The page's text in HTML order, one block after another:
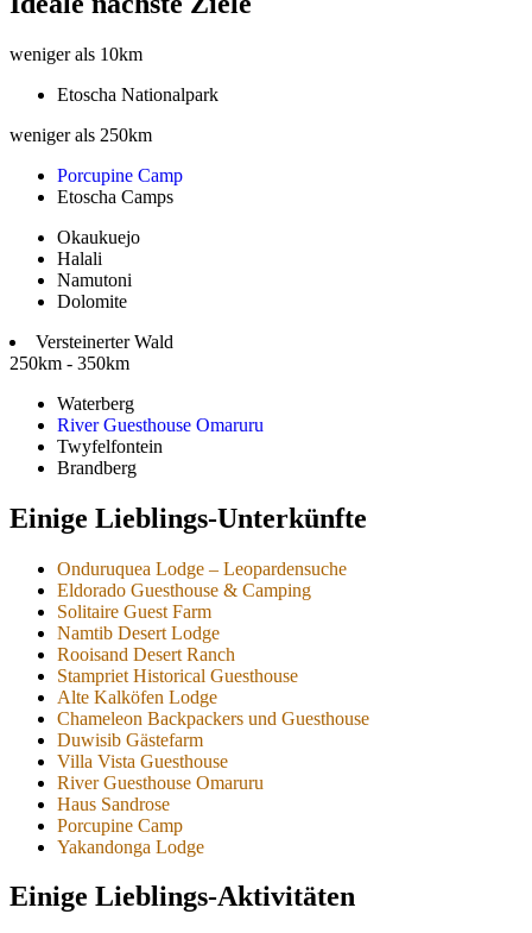
weniger als 10km
Etoscha Nationalpark
weniger als 250km
Porcupine Camp
Etoscha Camps
Okaukuejo
Halali
Namutoni
Dolomite
Versteinerter Wald
250km - 350km
Waterberg
River Guesthouse Omaruru
Twyfelfontein
Brandberg
Einige Lieblings-Unterkünfte
Onduruquea Lodge – Leopardensuche
Eldorado Guesthouse & Camping
Solitaire Guest Farm
Namtib Desert Lodge
Rooisand Desert Ranch
Stampriet Historical Guesthouse
Alte Kalköfen Lodge
Chameleon Backpackers und Guesthouse
Duwisib Gästefarm
Villa Vista Guesthouse
River Guesthouse Omaruru
Haus Sandrose
Porcupine Camp
Yakandonga Lodge
Einige Lieblings-Aktivitäten